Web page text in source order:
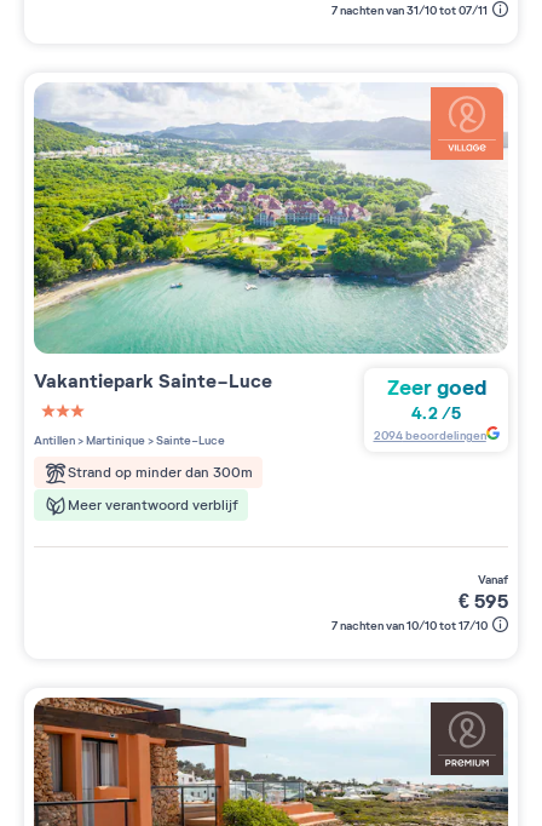
7 nachten van 31/10 tot 07/11
VakantieparkSainte-Luce
3 étoiles sur 5
Antillen>Martinique>Sainte-Luce
Strand op minder dan 300m
Meer verantwoord verblijf
Zeer goed
4.2/5
2094beoordelingen
vanaf
€595
7 nachten van 10/10 tot 17/10